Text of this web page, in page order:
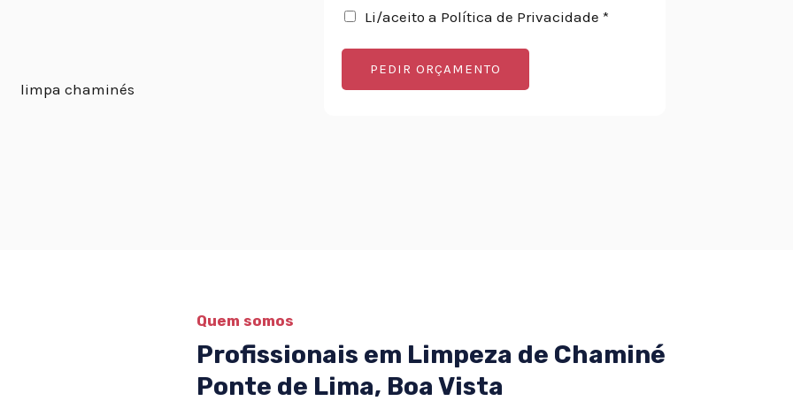
Li/aceito a Política de Privacidade *
PEDIR ORÇAMENTO
Quem somos
Profissionais em Limpeza de Chaminé
Ponte de Lima, Boa Vista